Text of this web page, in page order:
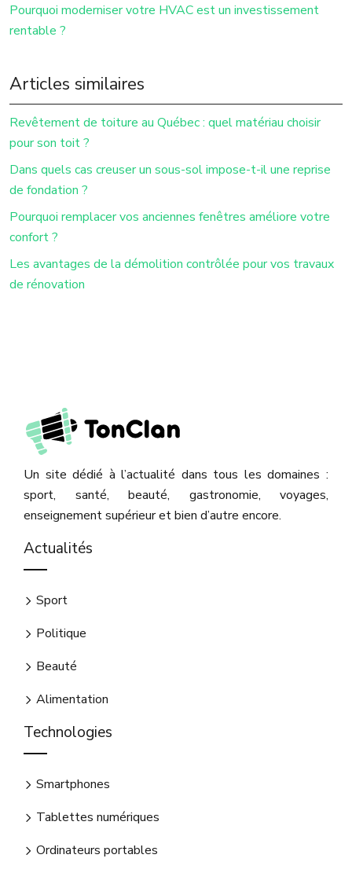
Pourquoi moderniser votre HVAC est un investissement
rentable ?
Articles similaires
Revêtement de toiture au Québec : quel matériau choisir
pour son toit ?
Dans quels cas creuser un sous-sol impose-t-il une reprise
de fondation ?
Pourquoi remplacer vos anciennes fenêtres améliore votre
confort ?
Les avantages de la démolition contrôlée pour vos travaux
de rénovation
Un site dédié à l’actualité dans tous les domaines :
sport, santé, beauté, gastronomie, voyages,
enseignement supérieur et bien d’autre encore.
Actualités
Sport
Politique
Beauté
Alimentation
Technologies
Smartphones
Tablettes numériques
Ordinateurs portables